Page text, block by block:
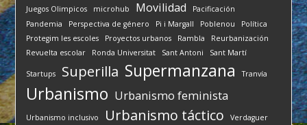
Juegos Olimpicos
microhub Movilidad
Pacificación
Pandemia
Perspectiva de género Pi i Margall Poblenou
Política
Protegim les escoles
Proyectos urbanos Rambla
Reurbanización
Revuelta escolar
Ronda Universitat Sant Antoni Sant Martí
Startups Superilla Supermanzana Tranvía
Urbanismo Urbanismo feminista
Urbanismo inclusivo Urbanismo táctico
Verdaguer